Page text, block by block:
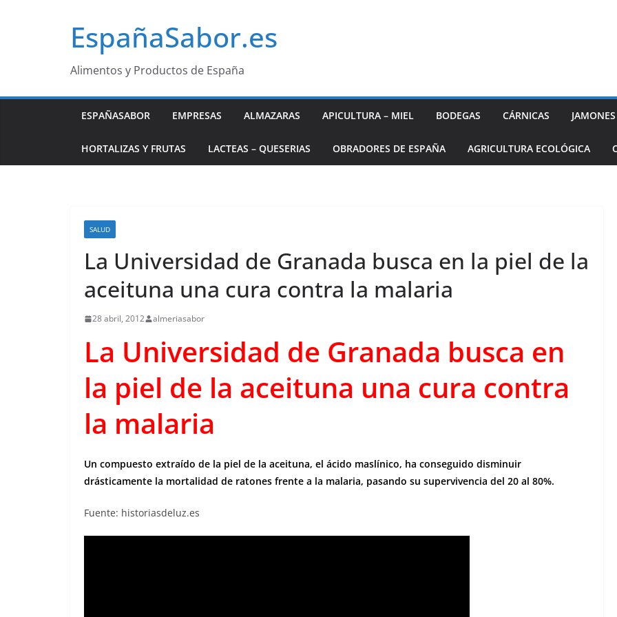
EspañaSabor.es
Alimentos y Productos de España
ESPAÑASABOR EMPRESAS ALMAZARAS APICULTURA – MIEL BODEGAS CÁRNICAS
HORTALIZAS Y FRUTAS LACTEAS – QUESERIAS OBRADORES DE ESPAÑA AGRICULTURA ECOLÓGICA
SALUD
La Universidad de Granada busca en la piel de la
aceituna una cura contra la malaria
28 abril, 2012 almeriasabor
La Universidad de Granada busca en
la piel de la aceituna una cura contra
la malaria
Un compuesto extraído de la piel de la aceituna, el ácido maslínico, ha conseguido disminuir
drásticamente la mortalidad de ratones frente a la malaria, pasando su supervivencia del 20 al 80%.
Fuente: historiasdeluz.es